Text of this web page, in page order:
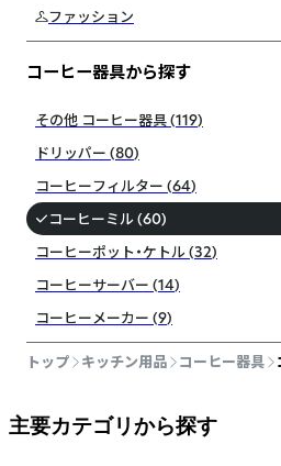
ファッション
コーヒー器具から探す
その他 コーヒー器具(119)
ドリッパー (80)
コーヒーフィルター (64)
コーヒーミル(60)
コーヒーポット・ケトル(32)
コーヒーサーバー (14)
コーヒーメーカー (9)
トップ キッチン用品 コーヒー器具
主要カテゴリから探す